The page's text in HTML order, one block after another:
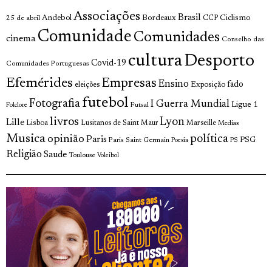
25 de abril Andebol Associações Bordeaux Brasil CCP Ciclismo
cinema Comunidade Comunidades Conselho das
Comunidades Portuguesas Covid-19 culturaDesporto
Efemérides eleições Empresas Ensino Exposição fado
Folclore Fotografia futebol Futsal I Guerra Mundial Ligue 1
Lille Lisboa livros Lusitanos de Saint Maur Lyon Marseille Medias
Musica opinião Paris Paris Saint Germain Poesia política PS PSG
Religião Saude Toulouse Voleibol